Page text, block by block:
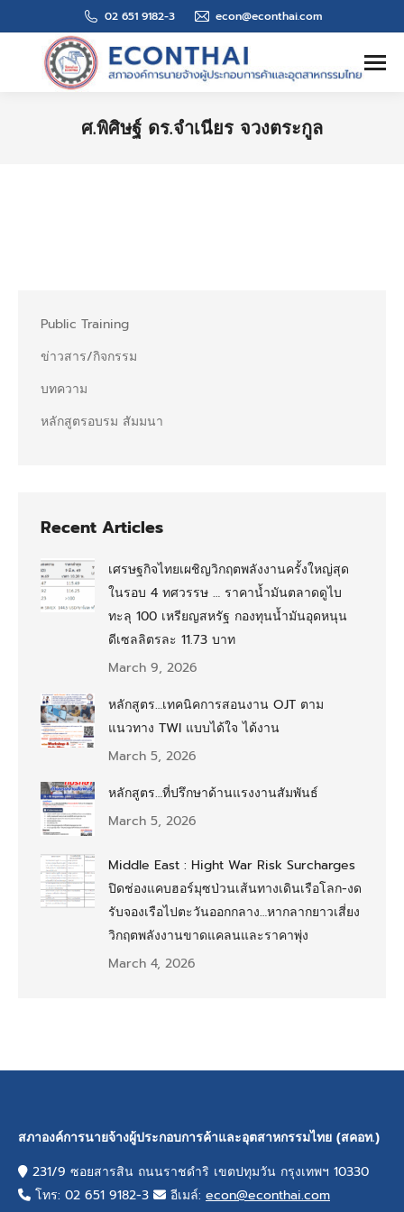
02 651 9182-3 econ@econthai.com
Search:
ศ.พิศิษฐ์ ดร.จำเนียร จวงตระกูล
Public Training
ข่าวสาร/กิจกรรม
บทความ
หลักสูตรอบรม สัมมนา
Recent Articles
เศรษฐกิจไทยเผชิญวิกฤตพลังงานครั้งใหญ่สุด
ในรอบ 4 ทศวรรษ … ราคาน้ำมันตลาดดูไบ
ทะลุ 100 เหรียญสหรัฐ กองทุนน้ำมันอุดหนุน
ดีเซลลิตรละ 11.73 บาท
March 9, 2026
หลักสูตร…เทคนิคการสอนงาน OJT ตาม
แนวทาง TWI แบบได้ใจ ได้งาน
March 5, 2026
หลักสูตร…ที่ปรึกษาด้านแรงงานสัมพันธ์
March 5, 2026
Middle East : Hight War Risk Surcharges
ปิดช่องแคบฮอร์มุซป่วนเส้นทางเดินเรือโลก-งด
รับจองเรือไปตะวันออกกลาง…หากลากยาวเสี่ยง
วิกฤตพลังงานขาดแคลนและราคาพุ่ง
March 4, 2026
สภาองค์การนายจ้างผู้ประกอบการค้าและอุตสาหกรรมไทย (สคอท.)
231/9 ซอยสารสิน ถนนราชดำริ เขตปทุมวัน กรุงเทพฯ 10330
โทร: 02 651 9182-3
อีเมล์: econ@econthai.com